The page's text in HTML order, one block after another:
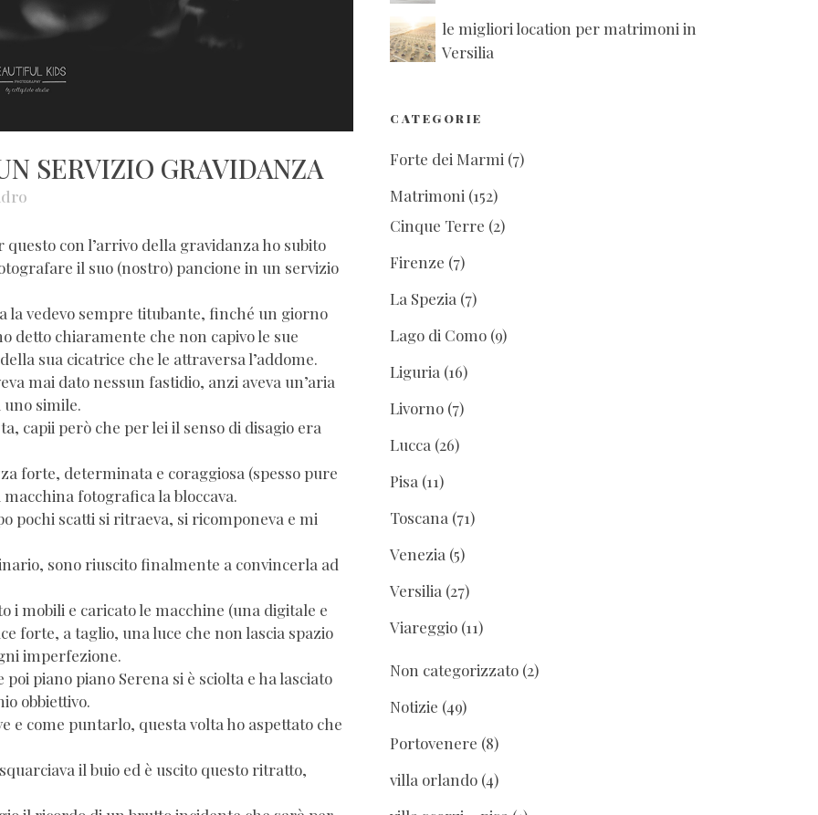
SERVIZIO GRAVIDANZA
con l’arrivo della gravidanza ho subito
il suo (nostro) pancione in un servizio
la vedevo sempre titubante, finché un giorno
detto chiaramente che non capivo le sue
sua cicatrice che le attraversa l’addome.
mai dato nessun fastidio, anzi aveva un’aria
simile.
capii però che per lei il senso di disagio era
forte, determinata e coraggiosa (spesso pure
fotografica la bloccava.
pochi scatti si ritraeva, si ricomponeva e mi
sono riuscito finalmente a convincerla ad
i mobili e caricato le macchine (una digitale e
forte, a taglio, una luce che non lascia spazio
imperfezione.
piano piano Serena si è sciolta e ha lasciato
obbiettivo.
e come puntarlo, questa volta ho aspettato che
il buio ed è uscito questo ritratto,
le migliori location per matrimoni in
Versilia
CATEGORIE
Forte dei Marmi (7)
Matrimoni (152)
Cinque Terre (2)
Firenze (7)
La Spezia (7)
Lago di Como (9)
Liguria (16)
Livorno (7)
Lucca (26)
Pisa (11)
Toscana (71)
Venezia (5)
Versilia (27)
Viareggio (11)
Non categorizzato (2)
Notizie (49)
Portovenere (8)
villa orlando (4)